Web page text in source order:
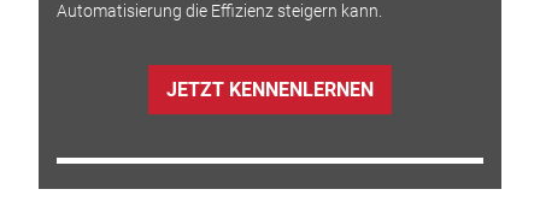
Automatisierung die Effizienz steigern kann.
JETZT KENNENLERNEN